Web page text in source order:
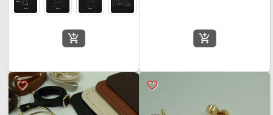
add_shopping_cart
add_shopping_cart
favorite_border
favorite_border